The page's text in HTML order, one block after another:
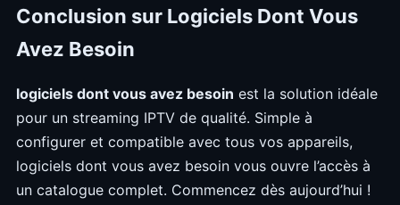
Conclusion sur Logiciels Dont Vous
Avez Besoin
logiciels dont vous avez besoin est la solution idéale
pour un streaming IPTV de qualité. Simple à
configurer et compatible avec tous vos appareils,
logiciels dont vous avez besoin vous ouvre l’accès à
un catalogue complet. Commencez dès aujourd’hui !